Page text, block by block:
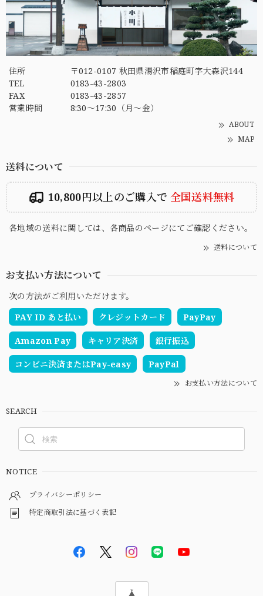
住所
〒012-0107 秋田県湯沢市稲庭町字大森沢144
TEL
0183-43-2803
FAX
0183-43-2857
営業時間
8:30～17:30（月～金）
ABOUT
MAP
送料について
10,800円以上のご購入で 全国送料無料
各地域の送料に関しては、各商品のページにてご確認ください。
送料について
お支払い方法について
次の方法がご利用いただけます。
PAY ID あと払い
クレジットカード PayPay
Amazon Pay キャリア決済 銀行振込
コンビニ決済またはPay-easy PayPal
お支払い方法について
SEARCH
NOTICE
プライバシーポリシー
特定商取引法に基づく表記